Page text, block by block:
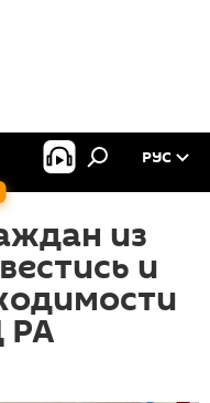
РУС
из
и
РА